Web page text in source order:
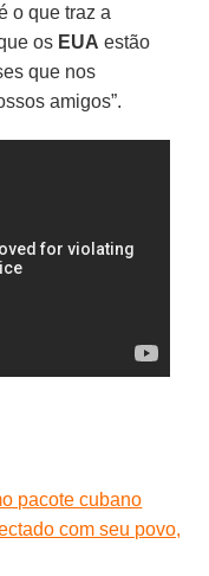
o que traz a
os EUA estão
que nos
amigos”.
pacote cubano
com seu povo,